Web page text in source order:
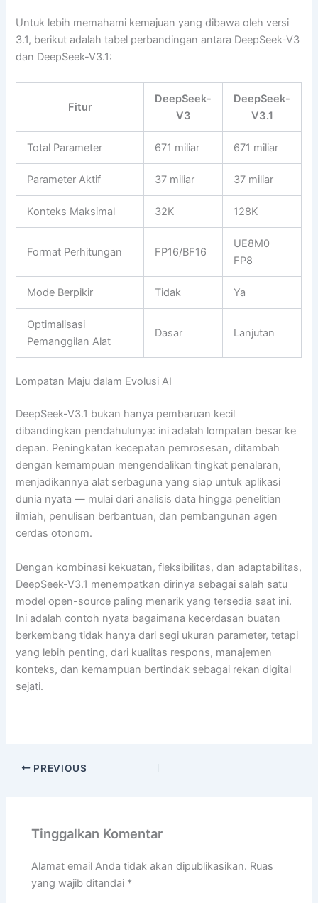
Untuk lebih memahami kemajuan yang dibawa oleh versi
3.1, berikut adalah tabel perbandingan antara DeepSeek-V3
dan DeepSeek-V3.1:
Fitur
DeepSeek-
V3
DeepSeek-
V3.1
Total Parameter 671 miliar 671 miliar
Parameter Aktif 37 miliar 37 miliar
Konteks Maksimal 32K 128K
Format Perhitungan FP16/BF16
UE8M0
FP8
Mode Berpikir Tidak Ya
Optimalisasi
Pemanggilan Alat
Dasar Lanjutan
Lompatan Maju dalam Evolusi AI
DeepSeek-V3.1 bukan hanya pembaruan kecil
dibandingkan pendahulunya: ini adalah lompatan besar ke
depan. Peningkatan kecepatan pemrosesan, ditambah
dengan kemampuan mengendalikan tingkat penalaran,
menjadikannya alat serbaguna yang siap untuk aplikasi
dunia nyata — mulai dari analisis data hingga penelitian
ilmiah, penulisan berbantuan, dan pembangunan agen
cerdas otonom.
Dengan kombinasi kekuatan, fleksibilitas, dan adaptabilitas,
DeepSeek-V3.1 menempatkan dirinya sebagai salah satu
model open-source paling menarik yang tersedia saat ini.
Ini adalah contoh nyata bagaimana kecerdasan buatan
berkembang tidak hanya dari segi ukuran parameter, tetapi
yang lebih penting, dari kualitas respons, manajemen
konteks, dan kemampuan bertindak sebagai rekan digital
sejati.
PREVIOUS
Tinggalkan Komentar
Alamat email Anda tidak akan dipublikasikan. Ruas
yang wajib ditandai *